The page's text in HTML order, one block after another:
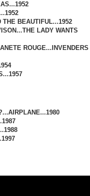
BEAUTIFUL...1952
LADY WANTS
ROUGE...INVENDERS